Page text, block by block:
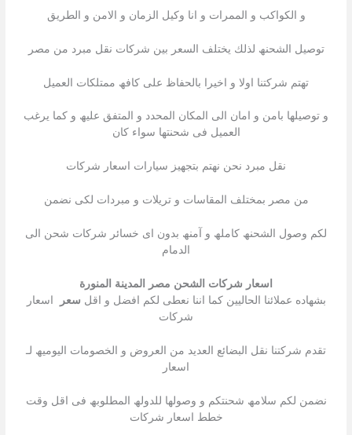
و الكواكب و الممرات و انا وكيل الزمان و الامن و الطريق
توصیل الشحنھ لذلك یختلف السعر بین شركات نقل مبرد من مصر
تھتم شركتنا اولا و اخیرا بالحفاظ على كافھ ممتلكات العمیل
و توصیلھا بامن و امان الى المكان المحدد و المتفق علیھ و كما یرغب
العمیل فى شحنتھا سواء كان
نقل مبرد نحن نھتم بتجھیز سیارات اسعار شركات
من مصر بمختلف المقاسات و تریلات و مبردات لكى نضمن
لكم وصول الشحنھ كاملھ و آمنھ بدون اى خسائر شركات شحن الى
الدمام
اسعار شركات الشحن مصر المدينة المنورة
بشھاده عملائنا الحالیین كما اننا نعطى لكم افضل و اقل سعر
اسعار
شركات
تقدم شركتنا نقل البضائع العدید من العروض و الخصومات الیومیھ لـ
اسعار
نضمن لكم سلامھ شحنتكم و وصولھا للدولھ المطلوبھ فى اقل وقت
خطط اسعار شركات